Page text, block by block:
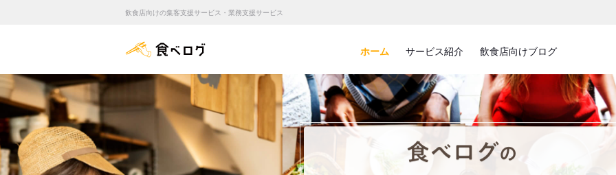
飲食店向けの集客支援サービス・業務支援サービス
ホーム サービス紹介 飲食店向けブログ